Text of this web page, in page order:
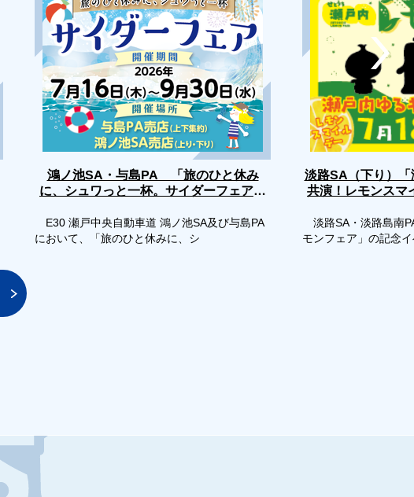
鴻ノ池SA・与島PA 「旅のひと休み
に、シュワっと一杯。サイダーフェア」
E30 瀬戸中央自動車道 鴻ノ池SA及び与島PA
において、「旅のひと休みに、シ
淡路SA（下り）
共演！レモンスマ
淡路SA・淡路島南
モンフェア」の記念